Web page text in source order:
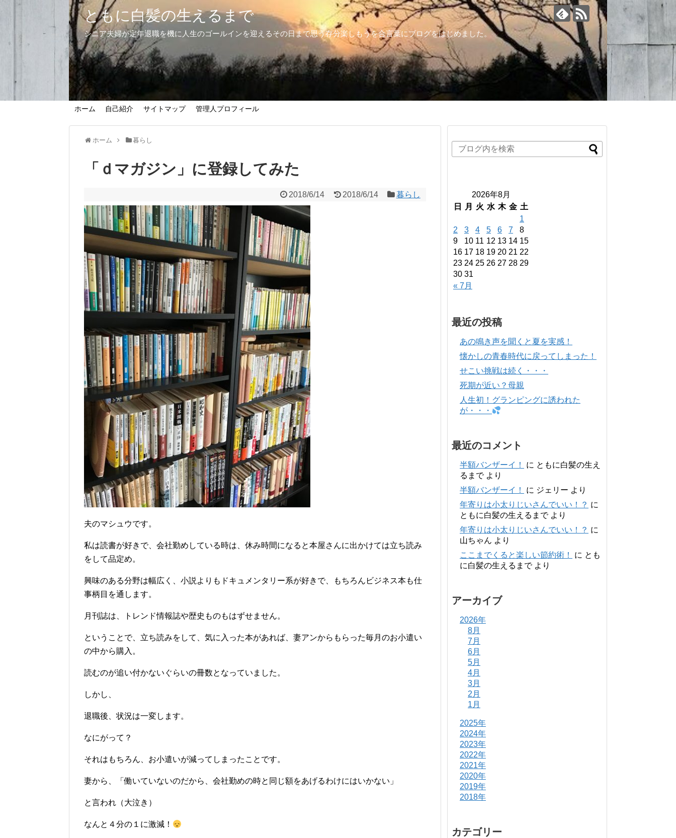
ともに白髪の生えるまで
シニア夫婦が定年退職を機に人生のゴールインを迎えるその日まで思う存分楽しもうを合言葉にブログをはじめました。
ホーム 自己紹介 サイトマップ 管理人プロフィール
ホーム 暮らし
「ｄマガジン」に登録してみた
2018/6/14 2018/6/14 暮らし
夫のマシュウです。
私は読書が好きで、会社勤めしている時は、休み時間になると本屋さんに出かけては立ち読み
をして品定め。
興味のある分野は幅広く、小説よりもドキュメンタリー系が好きで、もちろんビジネス本も仕
事柄目を通します。
月刊誌は、トレンド情報誌や歴史ものもはずせません。
ということで、立ち読みをして、気に入った本があれば、妻アンからもらった毎月のお小遣い
の中から購入。
読むのが追い付かないぐらいの冊数となっていました。
しかし、
退職後、状況は一変します。
なにがって？
それはもちろん、お小遣いが減ってしまったことです。
妻から、「働いていないのだから、会社勤めの時と同じ額をあげるわけにはいかない」
と言われ（大泣き）
なんと４分の１に激減！
2026年8月
日
月 火 水 木 金 土
« 7月
1
2
3 4 5 6 7
8
9
10 11 12 13 14 15
16 17 18 19 20 21 22
23 24 25 26 27 28 29
30 31
最近の投稿
あの鳴き声を聞くと夏を実感！
懐かしの青春時代に戻ってしまった！
せこい挑戦は続く・・・
死期が近い？母親
人生初！グランピングに誘われた
が・・・
最近のコメント
半額バンザーイ！ に ともに白髪の生え
るまでより
半額バンザーイ！
に ジェリー より
年寄りは小太りじいさんでいい！？ に
ともに白髪の生えるまでより
年寄りは小太りじいさんでいい！？ に
山ちゃん より
ここまでくると楽しい節約術！
に とも
に白髪の生えるまでより
アーカイブ
2026年
8月
7月
6月
5月
4月
3月
2月
1月
2025年
2024年
2023年
2022年
2021年
2020年
2019年
2018年
カテゴリー